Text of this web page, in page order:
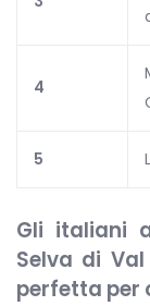
4
5
Gli italiani
Selva di
perfetta per